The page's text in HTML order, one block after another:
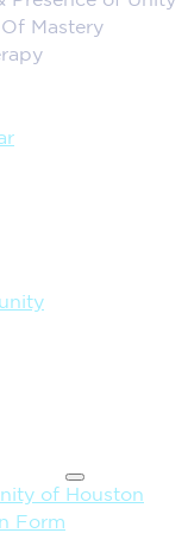
Of Mastery
of Houston
Form